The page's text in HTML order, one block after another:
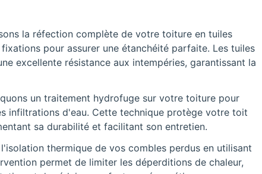
la réfection complète de votre toiture en tuiles
pour assurer une étanchéité parfaite. Les tuiles
excellente résistance aux intempéries, garantissant la
un traitement hydrofuge sur votre toiture pour
infiltrations d'eau. Cette technique protège votre toit
sa durabilité et facilitant son entretien.
thermique de vos combles perdus en utilisant
permet de limiter les déperditions de chaleur,